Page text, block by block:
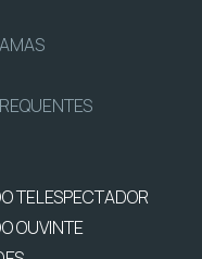
TELESPECTADOR
OUVINTE